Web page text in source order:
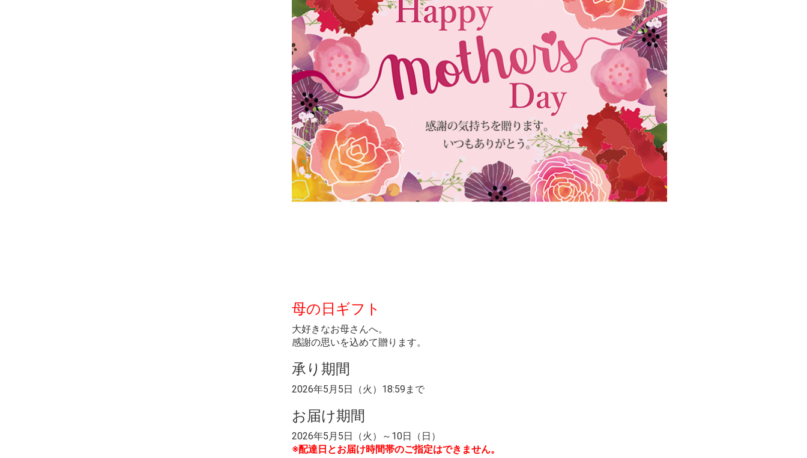
母の日ギフト
大好きなお母さんへ。
感謝の思いを込めて贈ります。
承り期間
2026年5月5日（火）18:59まで
お届け期間
2026年5月5日（火）～10日（日）
※配達日とお届け時間帯のご指定はできません。